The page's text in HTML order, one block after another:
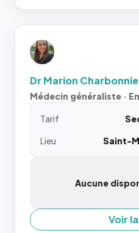
Dr Marion
Médecin généraliste ·
Tarif
Lieu
Saint-
Aucune
Voir